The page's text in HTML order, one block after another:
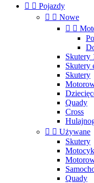
  Pojazdy
  Nowe
 
Skutery
Skutery
Skutery
Quady
Cross
  Używane
Skutery
Quady